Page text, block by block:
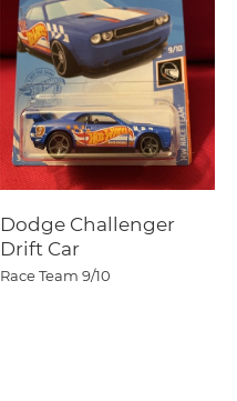
Dodge Challenger
Drift Car
Race Team 9/10